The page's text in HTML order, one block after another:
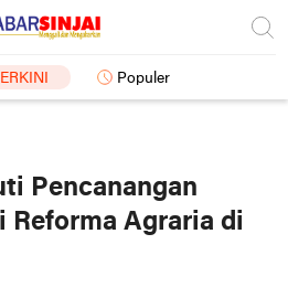
Populer
Pencanangan
Reforma Agraria di